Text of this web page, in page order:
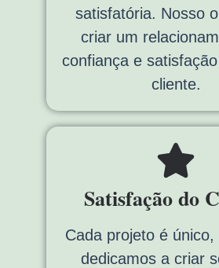
satisfatória. Nosso
criar um
confiança e
cliente.
Satisfação do
Cada projeto é
dedicamos a criar